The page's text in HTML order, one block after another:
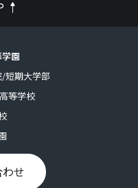
園
短期大学部
等学校
せ